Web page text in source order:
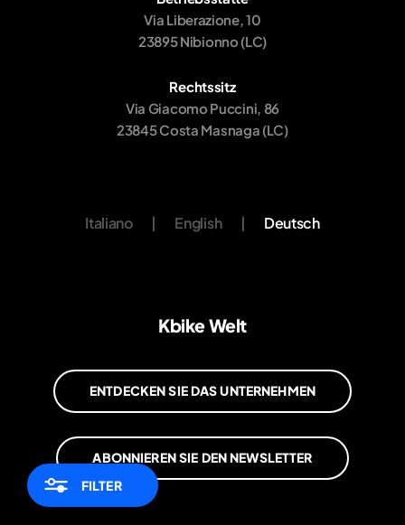
FILTER
Via Liberazione, 10
23895 Nibionno (LC)
Rechtssitz
Via Giacomo Puccini, 86
23845 Costa Masnaga (LC)
Italiano | English | Deutsch
Kbike Welt
ENTDECKEN SIE DAS UNTERNEHMEN
ABONNIEREN SIE DEN NEWSLETTER